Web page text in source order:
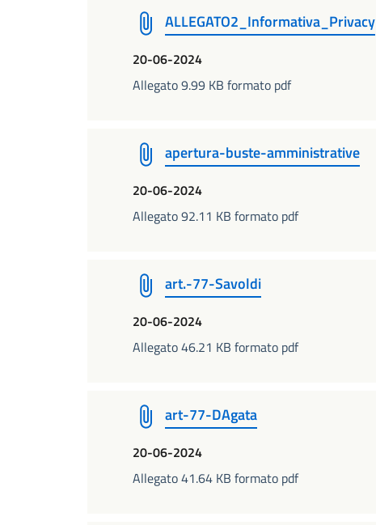
ALLEGATO2_Informativa_Privacy
20-06-2024
Allegato 9.99 KB formato pdf
apertura-buste-amministrative
20-06-2024
Allegato 92.11 KB formato pdf
art.-77-Savoldi
20-06-2024
Allegato 46.21 KB formato pdf
art-77-DAgata
20-06-2024
Allegato 41.64 KB formato pdf